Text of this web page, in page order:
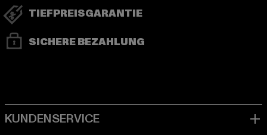
TIEFPREISGARANTIE
SICHERE BEZAHLUNG